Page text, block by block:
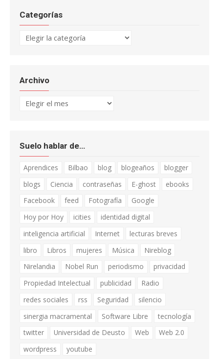
Categorías
Categorías
Archivo
Archivo
Suelo hablar de…
Aprendices Bilbao blog blogeaños
blogger
blogs
Ciencia contraseñas E-ghost
ebooks
Facebook
feed Fotografía
Google
Hoy por Hoy
icities
identidad digital
inteligencia artificial
Internet
lecturas breves
libro
Libros mujeres Música
Nireblog
Nirelandia
Nobel Run periodismo
privacidad
Propiedad Intelectual
publicidad
Radio
redes sociales
rss Seguridad
silencio
sinergia macramental
Software Libre
tecnología
twitter
Universidad de Deusto Web
Web 2.0
wordpress
youtube